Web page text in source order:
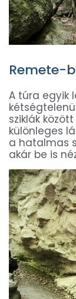
Remete-
A túra egyik
sziklák
különleges
a hatalmas
akár be is